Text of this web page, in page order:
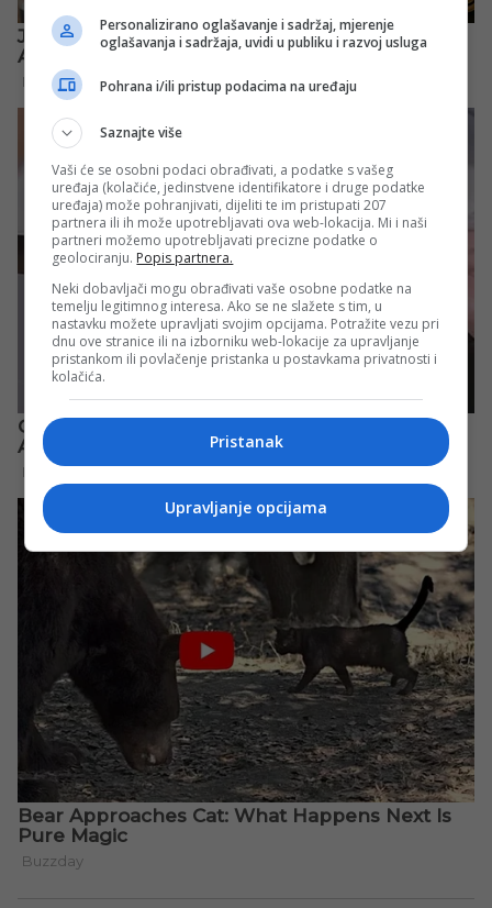
Personalizirano oglašavanje i sadržaj, mjerenje
oglašavanja i sadržaja, uvidi u publiku i razvoj usluga
Pohrana i/ili pristup podacima na uređaju
Saznajte više
Vaši će se osobni podaci obrađivati, a podatke s vašeg
uređaja (kolačiće, jedinstvene identifikatore i druge podatke
uređaja) može pohranjivati, dijeliti te im pristupati 207
partnera ili ih može upotrebljavati ova web-lokacija. Mi i naši
partneri možemo upotrebljavati precizne podatke o
geolociranju. Popis partnera.
Neki dobavljači mogu obrađivati vaše osobne podatke na
temelju legitimnog interesa. Ako se ne slažete s tim, u
nastavku možete upravljati svojim opcijama. Potražite vezu pri
dnu ove stranice ili na izborniku web-lokacije za upravljanje
pristankom ili povlačenje pristanka u postavkama privatnosti i
kolačića.
Pristanak
Upravljanje opcijama